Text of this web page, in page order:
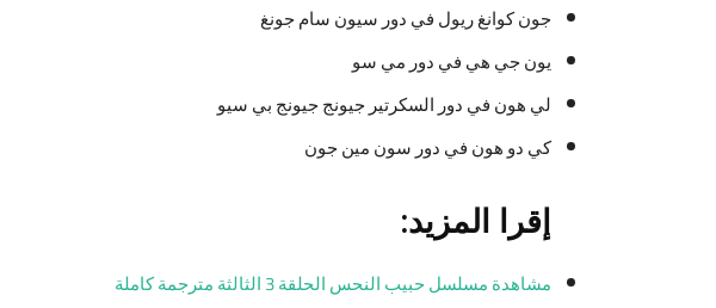
جون كوانغ ريول في دور سيون سام جونغ
يون جي هي في دور مي سو
لي هون في دور السكرتير جيونج جيونج بي سيو
كي دو هون في دور سون مين جون
إقرا المزيد:
مشاهدة مسلسل حبيب النحس الحلقة 3 الثالثة مترجمة كاملة